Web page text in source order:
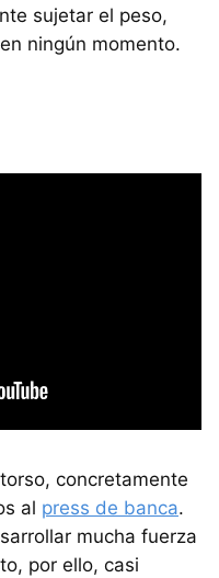
sujetar el peso,
ningún momento.
concretamente
al press de banca.
mucha fuerza
por ello, casi